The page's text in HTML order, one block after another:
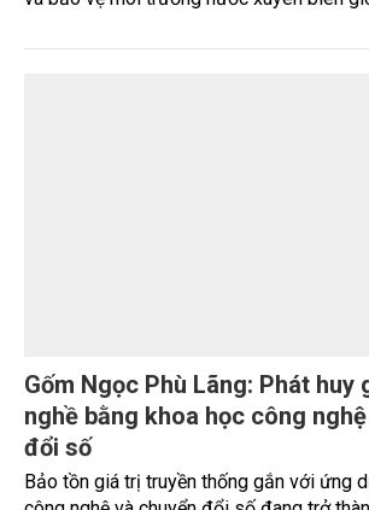
nâng cao nhận thức về khai thác bền
và bảo vệ môi trường nước xuyên biên
Nông nghiệp và Môi trường phối hợp với
và Môi trường tỉnh Lai Châu tổ chức ngày
thảo thu hút sự tham gia của hơn 100 đại